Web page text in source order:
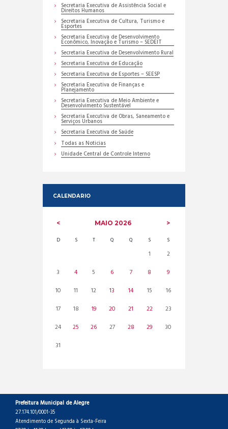
Secretaria Executiva de Assistência Social e
Direitos Humanos
Secretaria Executiva de Cultura, Turismo e
Esportes
Secretaria Executiva de Desenvolvimento
Econômico, Inovação e Turismo – SEDEIT
Secretaria Executiva de Desenvolvimento Rural
Secretaria Executiva de Educação
Secretaria Executiva de Esportes – SEESP
Secretaria Executiva de Finanças e
Planejamento
Secretaria Executiva de Meio Ambiente e
Desenvolvimento Sustentável
Secretaria Executiva de Obras, Saneamento e
Serviços Urbanos
Secretaria Executiva de Saúde
Todas as Noticias
Unidade Central de Controle Interno
CALENDARIO
MAIO 2026
D S T Q Q S S
1
2
3
4 5 6 7 8
9
10
11 12 13 14 15
16
17
18 19 20 21 22
23
24
25 26 27 28 29
30
31
Prefeitura Municipal de Alegre
27.174.101/0001-35
Atendimento de Segunda à Sexta-Feira